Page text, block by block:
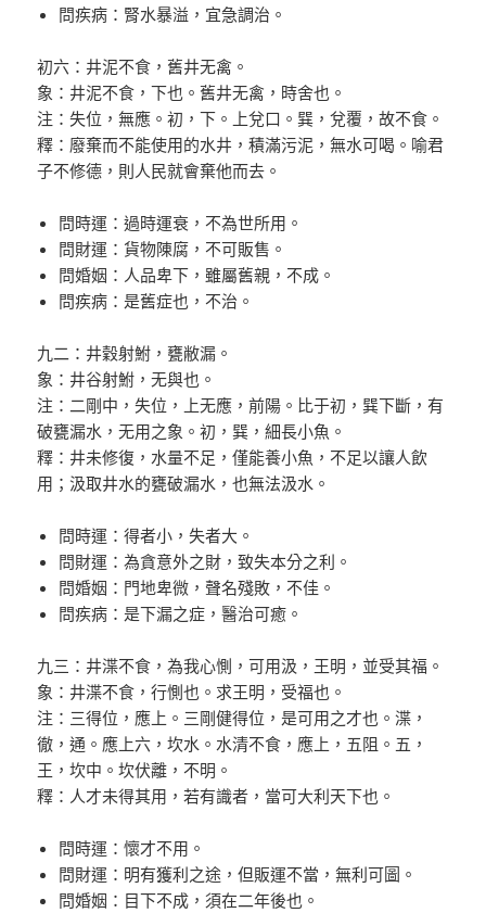
問疾病：腎水暴溢，宜急調治。
初六：井泥不食，舊井无禽。
象：井泥不食，下也。舊井无禽，時舍也。
注：失位，無應。初，下。上兌口。巽，兌覆，故不食。
釋：廢棄而不能使用的水井，積滿污泥，無水可喝。喻君
子不修德，則人民就會棄他而去。
問時運：過時運衰，不為世所用。
問財運：貨物陳腐，不可販售。
問婚姻：人品卑下，雖屬舊親，不成。
問疾病：是舊症也，不治。
九二：井穀射鮒，甕敝漏。
象：井谷射鮒，无與也。
注：二剛中，失位，上无應，前陽。比于初，巽下斷，有
破甕漏水，无用之象。初，巽，細長小魚。
釋：井未修復，水量不足，僅能養小魚，不足以讓人飲
用；汲取井水的甕破漏水，也無法汲水。
問時運：得者小，失者大。
問財運：為貪意外之財，致失本分之利。
問婚姻：門地卑微，聲名殘敗，不佳。
問疾病：是下漏之症，醫治可癒。
九三：井渫不食，為我心惻，可用汲，王明，並受其福。
象：井渫不食，行惻也。求王明，受福也。
注：三得位，應上。三剛健得位，是可用之才也。渫，
徹，通。應上六，坎水。水清不食，應上，五阻。五，
王，坎中。坎伏離，不明。
釋：人才未得其用，若有識者，當可大利天下也。
問時運：懷才不用。
問財運：明有獲利之途，但販運不當，無利可圖。
問婚姻：目下不成，須在二年後也。